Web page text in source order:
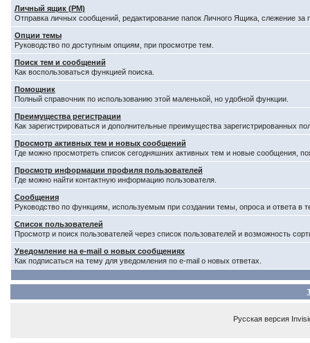
Личный ящик (PM)
Отправка личных сообщений, редактирование папок Личного Ящика, слежение
Опции темы
Руководство по доступным опциям, при просмотре тем.
Поиск тем и сообщений
Как воспользоваться функцией поиска.
Помощник
Полный справочник по использованию этой маленькой, но удобной функции.
Преимущества регистрации
Как зарегистрироваться и дополнительные преимущества зарегистрированных
Просмотр активных тем и новых сообщений
Где можно просмотреть список сегодняшних активных тем и новые сообщения,
Просмотр информации профиля пользователей
Где можно найти контактную информацию пользователя.
Сообщения
Руководство по функциям, используемым при создании темы, опроса и ответа в
Список пользователей
Просмотр и поиск пользователей через список пользователей и возможность
Уведомление на e-mail о новых сообщениях
Как подписаться на тему для уведомления по e-mail о новых ответах.
Русская версия